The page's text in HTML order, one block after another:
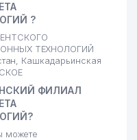
?
ТЕХНОЛОГИЙ
Кашкадарьинская
ФИЛИАЛ
можете